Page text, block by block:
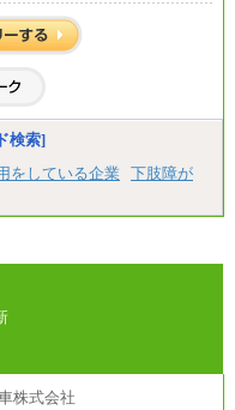
いたします。
はございません
検索]
をしている企業
下肢障が